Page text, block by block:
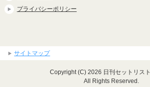
プライバシーポリシー
サイトマップ
Copyright (C) 2026 日刊セットリス
All Rights Reserved.